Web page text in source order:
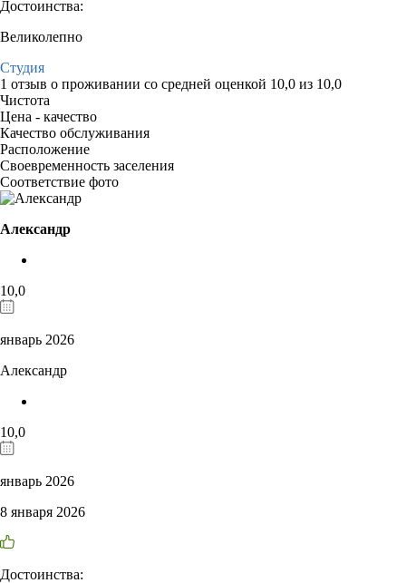
Достоинства:
Великолепно
Студия
1 отзыв о проживании со средней оценкой 10,0 из 10,0
Чистота
Цена - качество
Качество обслуживания
Расположение
Своевременность заселения
Соответствие фото
Александр
10,0
январь 2026
Александр
10,0
январь 2026
8 января 2026
Достоинства: